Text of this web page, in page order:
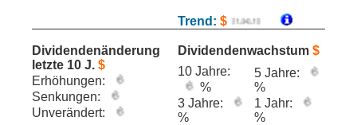
Trend: $
Dividendenänderung
letzte 10 J. $
Erhöhungen:
Senkungen:
Unverändert:
Dividendenwachstum $
10 Jahre:
%
5 Jahre:
%
3 Jahre:
%
1 Jahr:
%